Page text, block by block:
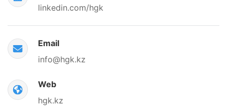
linkedin.com/hgk
Email
info@hgk.kz
Web
hgk.kz